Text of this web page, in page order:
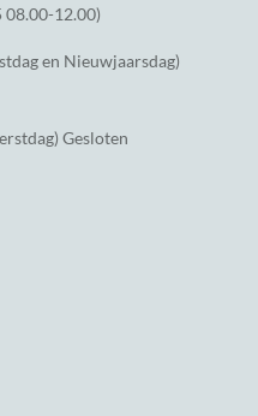
08.00-12.00)
en Nieuwjaarsdag)
Gesloten